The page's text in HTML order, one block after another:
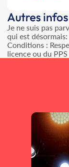
Autres infos
Je ne suis pas
qui est
Conditions :
licence ou du PPS